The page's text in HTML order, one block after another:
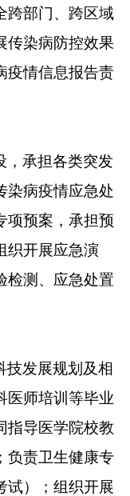
跨部门、跨区域
传染病防控效果
疫情信息报告责
，承担各类突发
染病疫情应急处
项预案，承担预
织开展应急演
检测、应急处置
技发展规划及相
医师培训等毕业
指导医学院校教
负责卫生健康专
试）；组织开展